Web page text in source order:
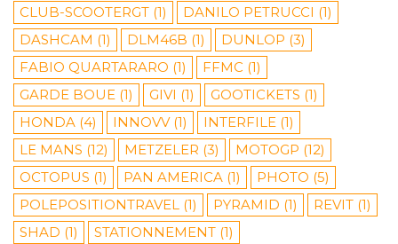
CLUB-SCOOTERGT (1) DANILO PETRUCCI (1)
DASHCAM (1) DLM46B (1) DUNLOP (3)
FABIO QUARTARARO (1) FFMC (1)
GARDE BOUE (1) GIVI (1) GOOTICKETS (1)
HONDA (4) INNOVV(1) INTERFILE (1)
LE MANS (12) METZELER (3) MOTOGP (12)
OCTOPUS (1) PAN AMERICA (1) PHOTO (5)
POLEPOSITIONTRAVEL (1) PYRAMID (1) REVIT (1)
SHAD (1) STATIONNEMENT (1)